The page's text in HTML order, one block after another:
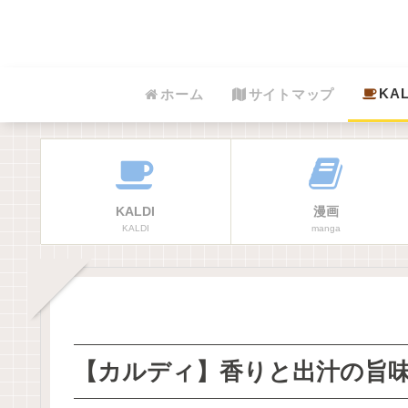
ホーム サイトマップ
KALDI
KALDI
漫画
manga
【カルディ】香りと出汁の